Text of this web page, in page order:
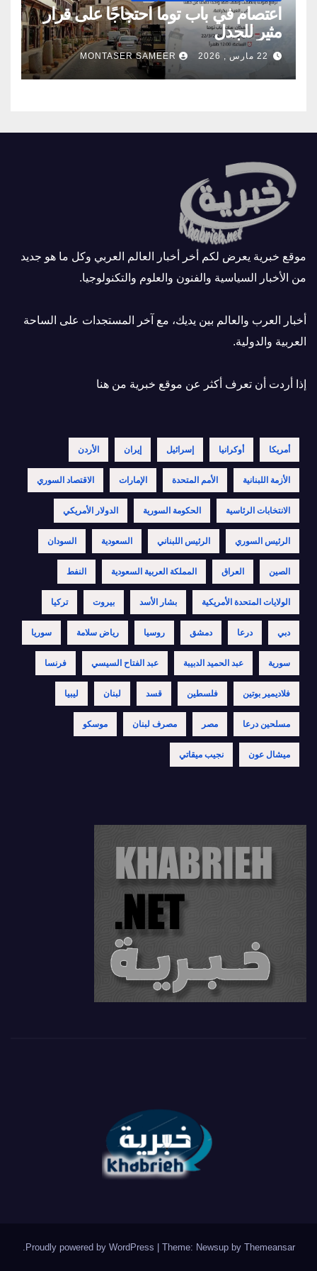
اعتصام في باب توما احتجاجًا على قرار
مثير للجدل
22 مارس , 2026 MONTASER SAMEER
موقع خبرية يعرض لكم أخر أخبار العالم العربي وكل ما هو جديد
من الأخبار السياسية والفنون والعلوم والتكنولوجيا.
أخبار العرب والعالم بين يديك، مع آخر المستجدات على الساحة
العربية والدولية.
إذا أردت أن تعرف أكثر عن موقع خبرية من هنا
أمريكا أوكرانيا إسرائيل إيران الأردن
الأزمة اللبنانية الأمم المتحدة الإمارات الاقتصاد السوري
الانتخابات الرئاسية الحكومة السورية الدولار الأمريكي
الرئيس السوري الرئيس اللبناني السعودية السودان
الصين العراق المملكة العربية السعودية النفط
الولايات المتحدة الأمريكية بشار الأسد بيروت تركيا
دبي درعا دمشق روسيا رياض سلامة سوريا
سورية عبد الحميد الدبيبة عبد الفتاح السيسي فرنسا
فلاديمير بوتين فلسطين قسد لبنان ليبيا
مسلحين درعا مصر مصرف لبنان موسكو
ميشال عون نجيب ميقاتي
Proudly powered by WordPress Theme: Newsup by Themeansar
.